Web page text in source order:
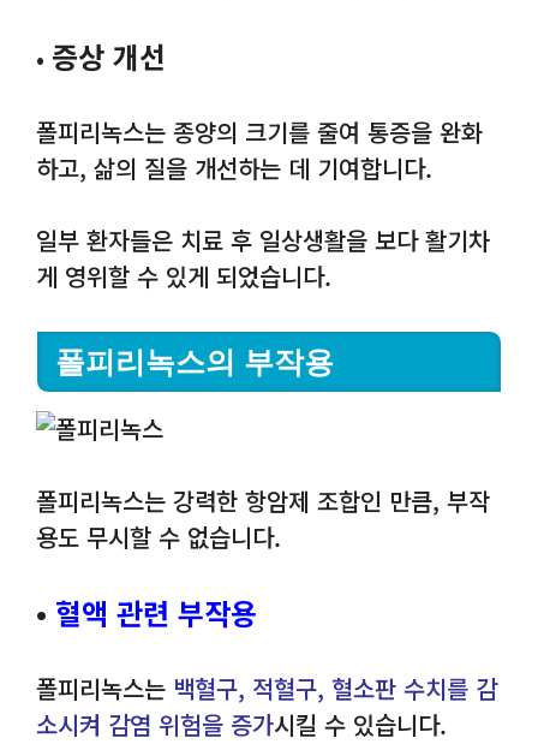
• 증상 개선
폴피리녹스는 종양의 크기를 줄여 통증을 완화
하고, 삶의 질을 개선하는 데 기여합니다.
일부 환자들은 치료 후 일상생활을 보다 활기차
게 영위할 수 있게 되었습니다.
폴피리녹스의 부작용
폴피리녹스는 강력한 항암제 조합인 만큼, 부작
용도 무시할 수 없습니다.
• 혈액 관련 부작용
폴피리녹스는 백혈구, 적혈구, 혈소판 수치를 감
소시켜 감염 위험을 증가시킬 수 있습니다.